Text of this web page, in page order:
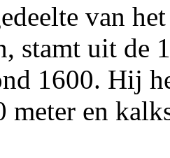
van
stamt uit de
1600. Hij
meter en